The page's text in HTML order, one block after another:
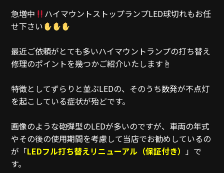
急増中
ハイマウントストップランプLED球切れもお任
せ下さい
最近ご依頼がとても多いハイマウントランプの打ち替え
修理のポイントを幾つかご紹介いたします ☝️
特徴としてずらりと並ぶLEDの、そのうち数発が不点灯
を起こしている症状が殆どです。
画像のような砲弾型のLEDが多いのですが、車両の年式
やその後の使用期間を考慮して当店でお勧めしているの
が「LEDフル打ち替えリニューアル（保証付き） 」で
す。